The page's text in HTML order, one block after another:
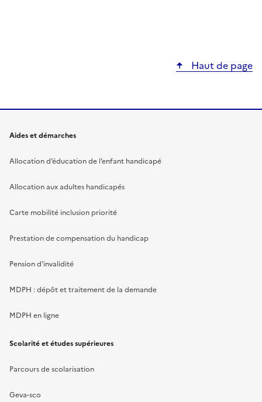
Haut de page
Aides et démarches
Allocation d’éducation de l’enfant handicapé
Allocation aux adultes handicapés
Carte mobilité inclusion priorité
Prestation de compensation du handicap
Pension d'invalidité
MDPH : dépôt et traitement de la demande
MDPH en ligne
Scolarité et études supérieures
Parcours de scolarisation
Geva-sco